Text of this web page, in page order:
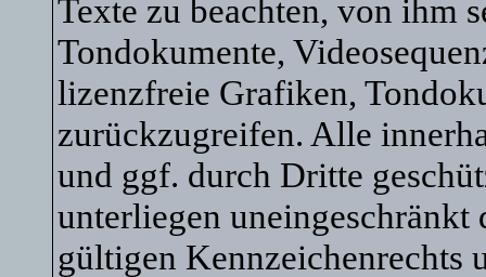
Texte zu beachten, von ihm
Tondokumente,
lizenzfreie Grafiken,
zurückzugreifen. Alle
und ggf. durch Dritte
unterliegen uneingeschränkt
gültigen Kennzeichenrechts